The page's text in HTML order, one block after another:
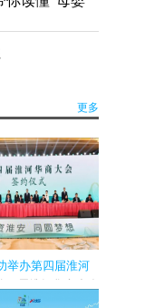
国内首发
更多
举办第四届淮河
近200位知名侨领华